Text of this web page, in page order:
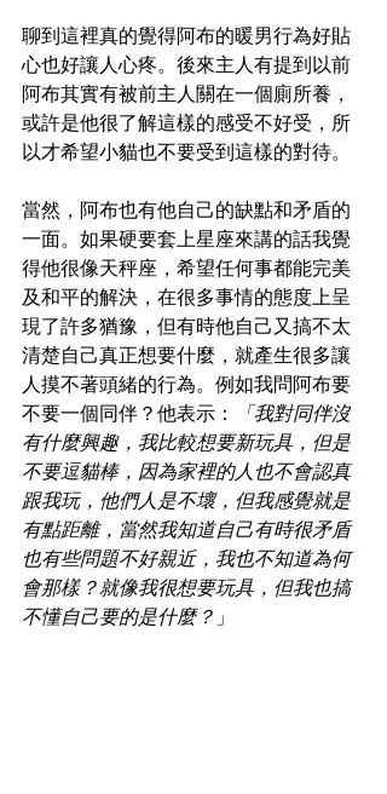
聊到這裡真的覺得阿布的暖男行為好貼
心也好讓人心疼。後來主人有提到以前
阿布其實有被前主人關在一個廁所養，
或許是他很了解這樣的感受不好受，所
以才希望小貓也不要受到這樣的對待。
當然，阿布也有他自己的缺點和矛盾的
一面。如果硬要套上星座來講的話我覺
得他很像天秤座，希望任何事都能完美
及和平的解決，在很多事情的態度上呈
現了許多猶豫，但有時他自己又搞不太
清楚自己真正想要什麼，就產生很多讓
人摸不著頭緒的行為。例如我問阿布要
不要一個同伴？他表示：
「我對同伴沒
有什麼興趣，我比較想要新玩具，但是
不要逗貓棒，因為家裡的人也不會認真
跟我玩，他們人是不壞，但我感覺就是
有點距離，當然我知道自己有時很矛盾
也有些問題不好親近，我也不知道為何
會那樣？就像我很想要玩具，但我也搞
不懂自己要的是什麼？」